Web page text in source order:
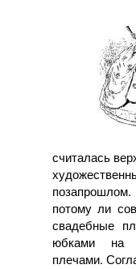
считалась
потому ли
свадебные
юбками на
плечами.